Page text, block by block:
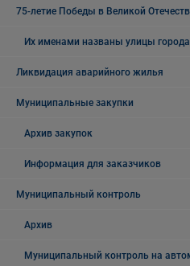
75-летие Победы в Великой
Их именами названы улицы города
Ликвидация аварийного жилья
Муниципальные закупки
Архив закупок
Информация для заказчиков
Муниципальный контроль
Архив
Муниципальный контроль на